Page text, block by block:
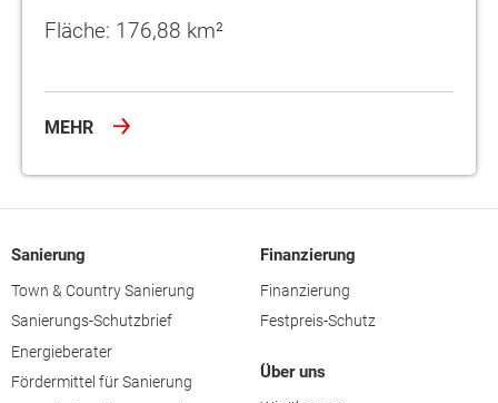
Fläche: 176,88 km²
MEHR
Sanierung
Town & Country Sanierung
Sanierungs-Schutzbrief
Energieberater
Fördermittel für Sanierung
Finanzierung
Finanzierung
Festpreis-Schutz
Über uns